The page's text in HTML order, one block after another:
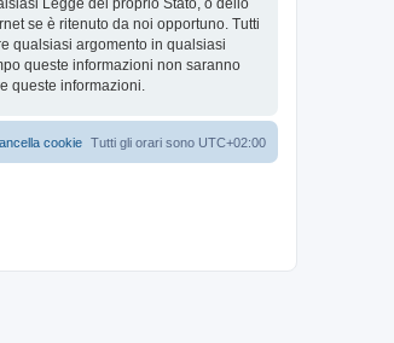
se è ritenuto da noi opportuno. Tutti
qualsiasi argomento in qualsiasi
queste informazioni non saranno
queste informazioni.
Tutti gli orari sono UTC+02:00
cookie